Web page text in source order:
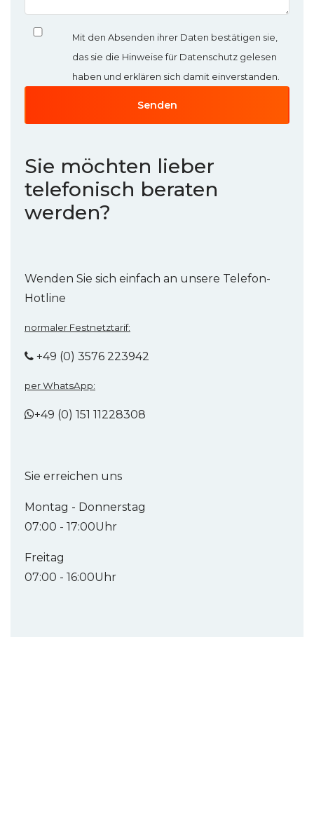
Mit den Absenden ihrer Daten bestätigen sie,
das sie die Hinweise für Datenschutz gelesen
haben und erklären sich damit einverstanden.
Sie möchten lieber
telefonisch beraten
werden?
Wenden Sie sich einfach an unsere Telefon-
Hotline
normaler Festnetztarif:
+49 (0) 3576 223942
per WhatsApp:
+49 (0) 151 11228308
Sie erreichen uns
Montag - Donnerstag
07:00 - 17:00Uhr
Freitag
07:00 - 16:00Uhr